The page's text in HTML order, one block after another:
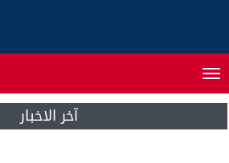
Toggle
navigation
آخر الاخبار